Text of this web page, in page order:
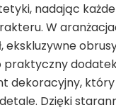
nadając
W
ekskluzywne
praktyczny
dekoracyjny,
detale. Dzięki